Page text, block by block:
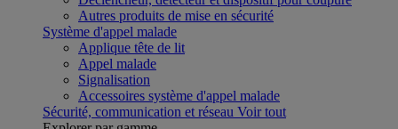
Autres produits de mise en sécurité
Système d'appel malade
Applique tête de lit
Appel malade
Signalisation
Accessoires système d'appel malade
Sécurité, communication et réseau Voir tout